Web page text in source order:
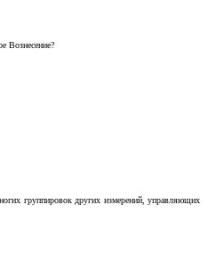
Вознесение?
группировок других измерений, управляющих